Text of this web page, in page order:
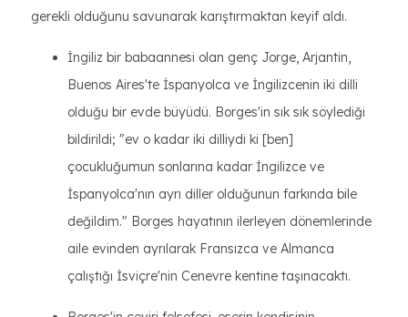
gerekli olduğunu savunarak karıştırmaktan keyif aldı.
İngiliz bir babaannesi olan genç Jorge, Arjantin,
Buenos Aires'te İspanyolca ve İngilizcenin iki dilli
olduğu bir evde büyüdü. Borges'in sık sık söylediği
bildirildi; "ev o kadar iki dilliydi ki [ben]
çocukluğumun sonlarına kadar İngilizce ve
İspanyolca'nın ayrı diller olduğunun farkında bile
değildim." Borges hayatının ilerleyen dönemlerinde
aile evinden ayrılarak Fransızca ve Almanca
çalıştığı İsviçre'nin Cenevre kentine taşınacaktı.